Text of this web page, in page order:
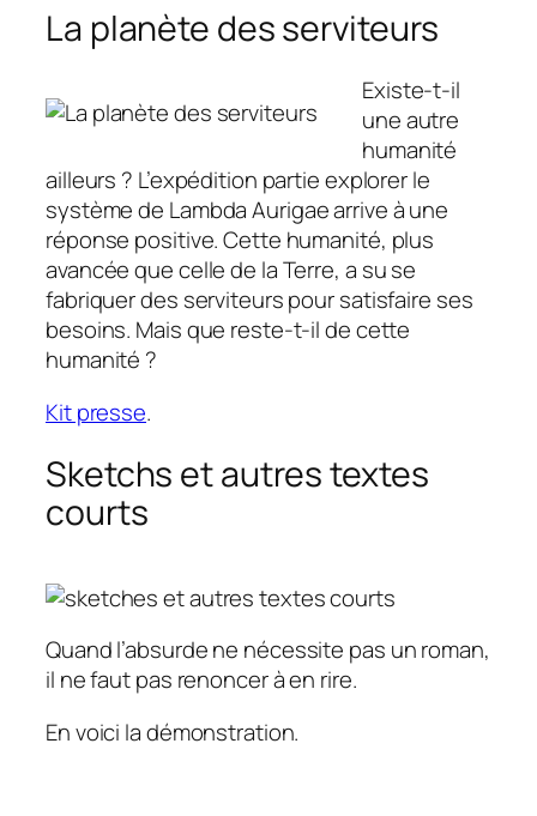
La planète des serviteurs
Existe-t-il
une autre
humanité
ailleurs ? L’expédition partie explorer le
système de Lambda Aurigae arrive à une
réponse positive. Cette humanité, plus
avancée que celle de la Terre, a su se
fabriquer des serviteurs pour satisfaire ses
besoins. Mais que reste-t-il de cette
humanité ?
Kit presse.
Sketchs et autres textes
courts
Quand l’absurde ne nécessite pas un roman,
il ne faut pas renoncer à en rire.
En voici la démonstration.